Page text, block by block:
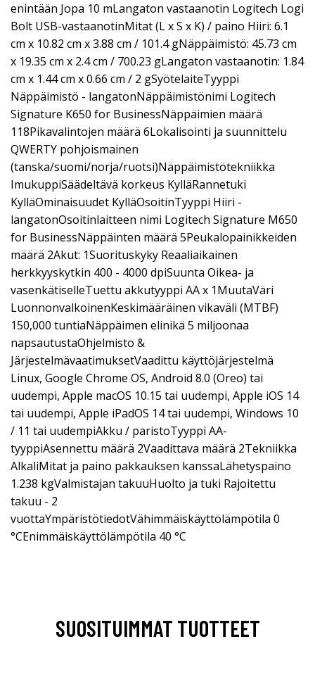
enintään Jopa 10 mLangaton vastaanotin Logitech Logi
Bolt USB-vastaanotinMitat (L x S x K) / paino Hiiri: 6.1
cm x 10.82 cm x 3.88 cm / 101.4 gNäppäimistö: 45.73 cm
x 19.35 cm x 2.4 cm / 700.23 gLangaton vastaanotin: 1.84
cm x 1.44 cm x 0.66 cm / 2 gSyötelaiteTyyppi
Näppäimistö - langatonNäppäimistönimi Logitech
Signature K650 for BusinessNäppäimien määrä
118Pikavalintojen määrä 6Lokalisointi ja suunnittelu
QWERTY pohjoismainen
(tanska/suomi/norja/ruotsi)Näppäimistötekniikka
ImukuppiSäädeltävä korkeus KylläRannetuki
KylläOminaisuudet KylläOsoitinTyyppi Hiiri -
langatonOsoitinlaitteen nimi Logitech Signature M650
for BusinessNäppäinten määrä 5Peukalopainikkeiden
määrä 2Akut: 1Suorituskyky Reaaliaikainen
herkkyyskytkin 400 - 4000 dpiSuunta Oikea- ja
vasenkätiselleTuettu akkutyyppi AA x 1MuutaVäri
LuonnonvalkoinenKeskimääräinen vikaväli (MTBF)
150,000 tuntiaNäppäimen elinikä 5 miljoonaa
napsautustaOhjelmisto &
JärjestelmävaatimuksetVaadittu käyttöjärjestelmä
Linux, Google Chrome OS, Android 8.0 (Oreo) tai
uudempi, Apple macOS 10.15 tai uudempi, Apple iOS 14
tai uudempi, Apple iPadOS 14 tai uudempi, Windows 10
/ 11 tai uudempiAkku / paristoTyyppi AA-
tyyppiAsennettu määrä 2Vaadittava määrä 2Tekniikka
AlkaliMitat ja paino pakkauksen kanssaLähetyspaino
1.238 kgValmistajan takuuHuolto ja tuki Rajoitettu
takuu - 2
vuottaYmpäristötiedotVähimmäiskäyttölämpötila 0
°CEnimmäiskäyttölämpötila 40 °C
SUOSITUIMMAT TUOTTEET